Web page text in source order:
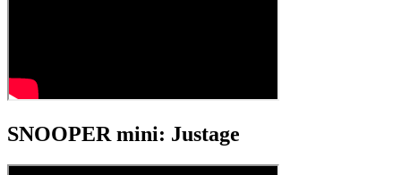
SNOOPER mini: Justage